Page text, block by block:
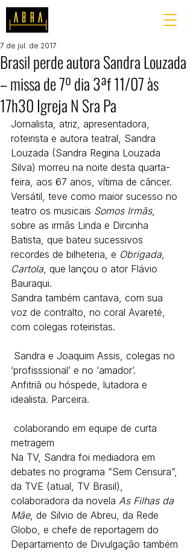
Brasil perde autora Sandra Louzada
– missa de 7º dia 3ªf 11/07 às
17h30 Igreja N Sra Pa
7 de jul. de 2017
Jornalista, atriz, apresentadora,
roteirista e autora teatral, Sandra
Louzada (Sandra Regina Louzada
Silva) morreu na noite desta quarta-
feira, aos 67 anos, vítima de câncer.
Versátil, teve como maior sucesso no
teatro os musicais Somos Irmãs,
sobre as irmãs Linda e Dircinha
Batista, que bateu sucessivos
recordes de bilheteria, e Obrigada,
Cartola, que lançou o ator Flávio
Bauraqui.
Sandra também cantava, com sua
voz de contralto, no coral Avareté,
com colegas roteiristas.
‘profisssional’ e no ‘amador’.
Anfitriã ou hóspede, lutadora e
idealista. Parceira.
metragem
Na TV, Sandra foi mediadora em
debates no programa “Sem Censura”,
da TVE (atual, TV Brasil),
colaboradora da novela As Filhas da
Mãe, de Silvio de Abreu, da Rede
Globo, e chefe de reportagem do
Departamento de Divulgação também